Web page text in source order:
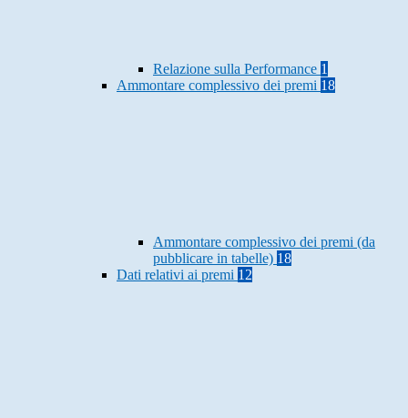
Relazione sulla Performance 1
Ammontare complessivo dei premi 18
Ammontare complessivo dei premi (da
pubblicare in tabelle) 18
Dati relativi ai premi 12